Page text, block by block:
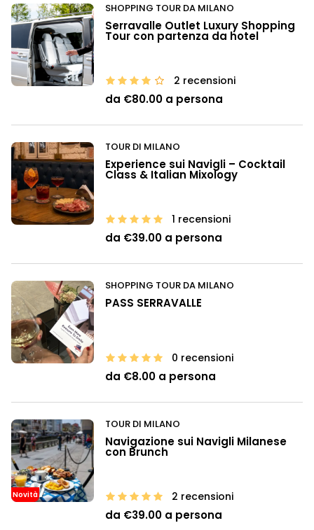
SHOPPING TOUR DA MILANO
Serravalle Outlet Luxury Shopping
Tour con partenza da hotel
2 recensioni
da €80.00 a persona
TOUR DI MILANO
Experience sui Navigli – Cocktail
Class & Italian Mixology
1 recensioni
da €39.00 a persona
SHOPPING TOUR DA MILANO
PASS SERRAVALLE
0 recensioni
da €8.00 a persona
TOUR DI MILANO
Novità
Navigazione sui Navigli Milanese
con Brunch
2 recensioni
da €39.00 a persona